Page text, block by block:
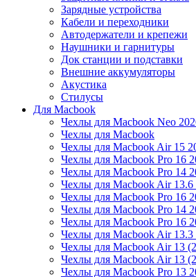
Зарядные устройства
Кабели и переходники
Автодержатели и крепежи
Наушники и гарнитуры
Док станции и подставки
Внешние аккумуляторы
Акустика
Стилусы
Для Macbook
Чехлы для Macbook Neo
Чехлы для Macbook
Чехлы для Macbook Air 15
Чехлы для Macbook Pro 16
Чехлы для Macbook Pro 14
Чехлы для Macbook Air 13.6
Чехлы для Macbook Pro 16
Чехлы для Macbook Pro 14
Чехлы для Macbook Pro 16
Чехлы для Macbook Air 13.3
Чехлы для Macbook Air 13
Чехлы для Macbook Air 13
Чехлы для Macbook Pro 13